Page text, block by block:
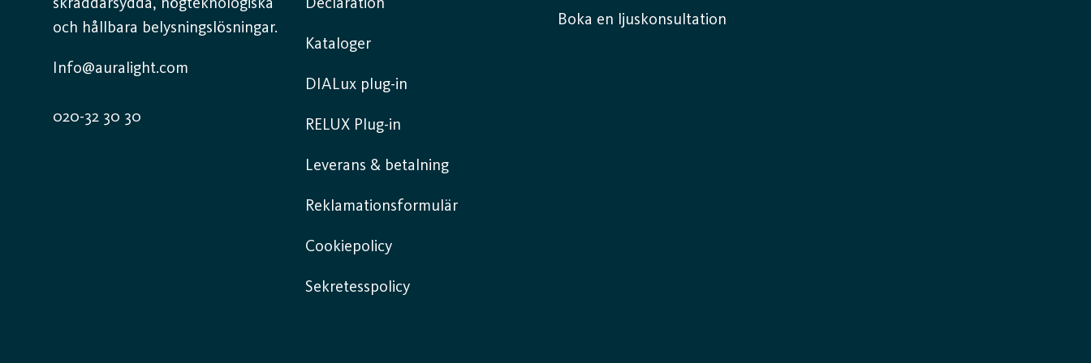
skräddarsydda, högteknologiska
och hållbara belysningslösningar.
Info@auralight.com
020-32 30 30
Declaration
Kataloger
DIALux plug-in
RELUX Plug-in
Leverans & betalning
Reklamationsformulär
Cookiepolicy
Sekretesspolicy
Boka en ljuskonsultation